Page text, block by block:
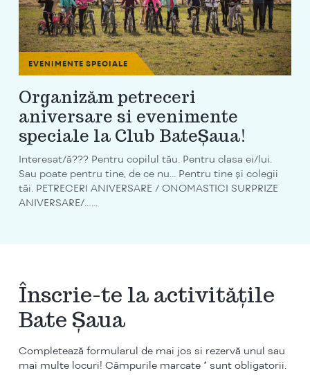
EVENIMENTE SPECIALE
Organizăm petreceri
aniversare si evenimente
speciale la Club BateȘaua!
Interesat/ă??? Pentru copilul tău. Pentru clasa ei/lui.
Sau poate pentru tine, de ce nu... Pentru tine și colegii
tăi. PETRECERI ANIVERSARE / ONOMASTICI SURPRIZE
ANIVERSARE/…...
Înscrie-te la activitățile
Bate Șaua
Completează formularul de mai jos si rezervă unul sau
mai multe locuri! Câmpurile marcate * sunt obligatorii.